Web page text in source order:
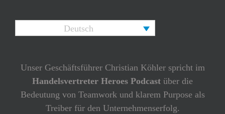
Deutsch
Unser Geschäftsführer Christian Köhler spricht im
Handelsvertreter Heroes Podcast über die
Bedeutung von Teamwork und klarem Purpose als
Treiber für den Unternehmenserfolg.